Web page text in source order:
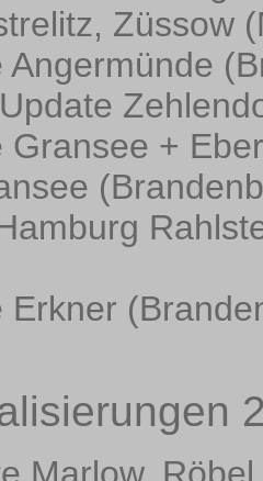
Züssow
Angermünde
Gransee +
Erkner